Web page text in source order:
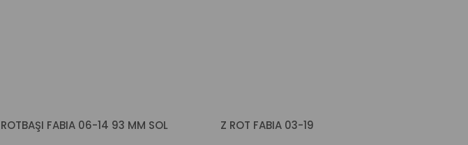
ROTBAŞI FABIA 06-14 93 MM SOL Z ROT FABIA 03-19